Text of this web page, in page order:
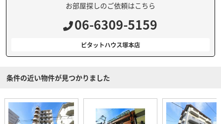
お部屋探しのご依頼はこちら
06-6309-5159
ピタットハウス塚本店
条件の近い物件が見つかりました